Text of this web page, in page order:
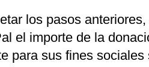
los pasos
el importe de la
para sus fines